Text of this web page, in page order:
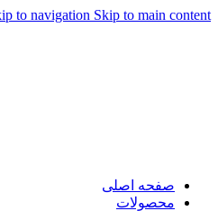
to navigation Skip to main content
صفحه اصلی
محصولات